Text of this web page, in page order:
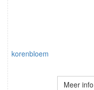
korenbloem
Meer info